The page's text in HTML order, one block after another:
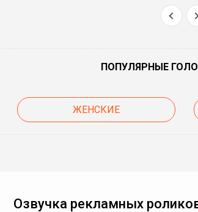
ПОПУЛЯРНЫЕ
ЖЕНСКИЕ
Озвучка рекламных